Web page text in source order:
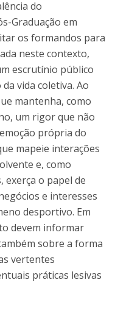
do
Graduação em
os formandos para
neste contexto,
escrutínio público
vida coletiva. Ao
mantenha, como
um rigor que não
própria do
mapeie interações
e, como
exerça o papel de
e interesses
desportivo. Em
devem informar
sobre a forma
vertentes
práticas lesivas